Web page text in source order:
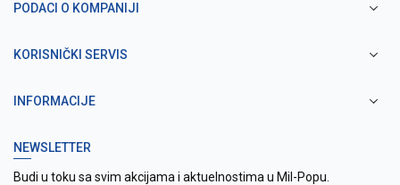
PODACI O KOMPANIJI
KORISNIČKI SERVIS
INFORMACIJE
NEWSLETTER
Budi u toku sa svim akcijama i aktuelnostima u Mil-Popu.